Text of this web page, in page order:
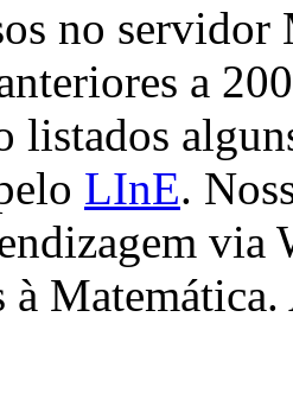
no
a
listados
LInE.
à